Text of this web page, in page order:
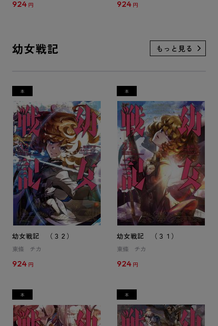
924 円 924 円
幼女戦記
幼女戦記 （３２）
東條 チカ
924 円
幼女戦記 （３１）
東條 チカ
924 円